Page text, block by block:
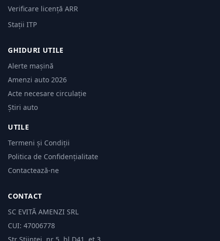
Verificare licență ARR
Stații ITP
GHIDURI UTILE
Alerte mașină
Amenzi auto 2026
Acte necesare circulație
Știri auto
UTILE
Termeni și Condiții
Politica de Confidențialitate
Contactează-ne
CONTACT
SC EVITĂ AMENZI SRL
CUI: 47006778